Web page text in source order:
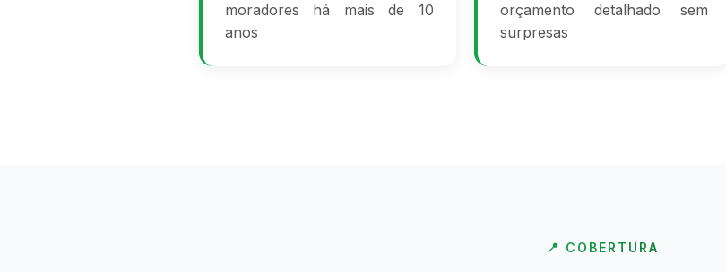
moradores há mais de 10
anos
orçamento detalhado sem
surpresas
📍 COBERTURA